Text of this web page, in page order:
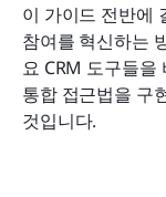
이 가이드 전반에
참여를 혁신하는
요 CRM 도구들을
통합 접근법을 구
것입니다.